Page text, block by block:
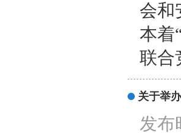
会和
本着
联合
关于举
发布